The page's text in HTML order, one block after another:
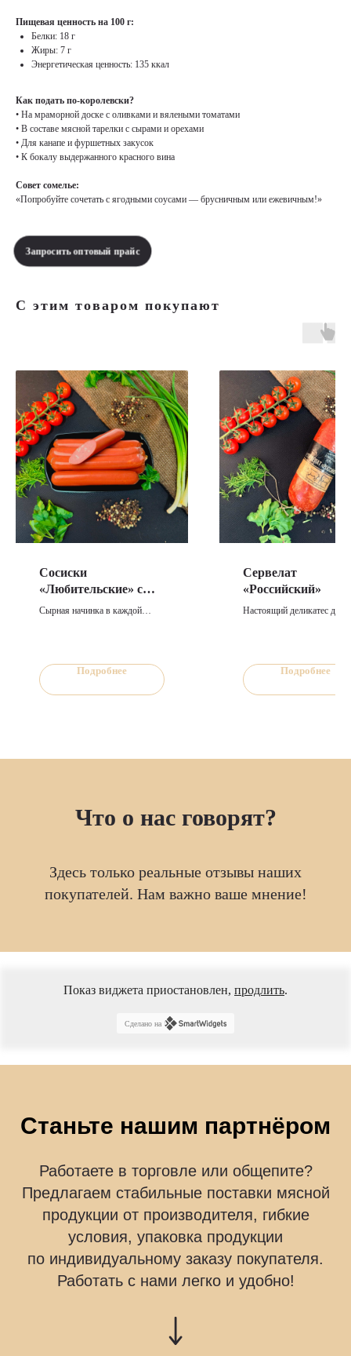
Пищевая ценность на 100 г:
Белки: 18 г
Жиры: 7 г
Энергетическая ценность: 135 ккал
Как подать по-королевски?
• На мраморной доске с оливками и вялеными томатами
• В составе мясной тарелки с сырами и орехами
• Для канапе и фуршетных закусок
• К бокалу выдержанного красного вина
Совет сомелье:
«Попробуйте сочетать с ягодными соусами — брусничным или ежевичным!»
Запросить оптовый прайс
С этим товаром покупают
Сосиски
«Любительские» с
сыром
Сырная начинка в каждой
с аппетитными кусочками сыра
внутри. Идеальный вариант для
сытного завтрака или быстрого
Подробнее
Сервелат
«Российский»
Настоящий деликатес для
нежной текстурой и
сбалансированным вкусом.
Подробнее
Что о нас говорят?
Здесь только реальные отзывы наших
покупателей. Нам важно ваше мнение!
Показ виджета приостановлен, продлить.
Сделано на
Станьте нашим партнёром
Работаете в торговле или общепите?
Предлагаем стабильные поставки мясной
продукции от производителя, гибкие
условия, упаковка продукции
по индивидуальному заказу покупателя.
Работать с нами легко и удобно!